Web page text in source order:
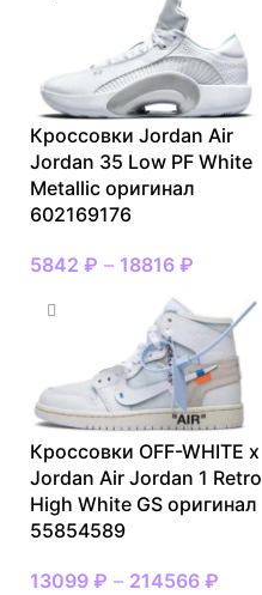
Кроссовки Jordan Air
Jordan 35 Low PF White
Metallic оригинал
602169176
5842 ₽ – 18816 ₽
Кроссовки OFF-WHITE x
Jordan Air Jordan 1 Retro
High White GS оригинал
55854589
13099 ₽ – 214566 ₽